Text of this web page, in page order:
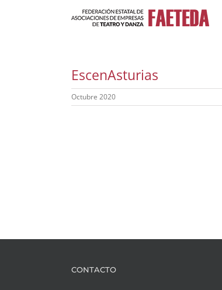
EscenAsturias
Octubre 2020
CONTACTO